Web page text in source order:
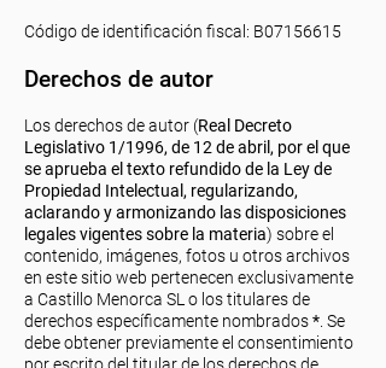
Código de identificación fiscal: B07156615
Derechos de autor
Los derechos de autor (Real Decreto
Legislativo 1/1996, de 12 de abril, por el que
se aprueba el texto refundido de la Ley de
Propiedad Intelectual, regularizando,
aclarando y armonizando las disposiciones
legales vigentes sobre la materia) sobre el
contenido, imágenes, fotos u otros archivos
en este sitio web pertenecen exclusivamente
a Castillo Menorca SL o los titulares de
derechosespecíficamente nombrados* . Se
debe obtener previamente el consentimiento